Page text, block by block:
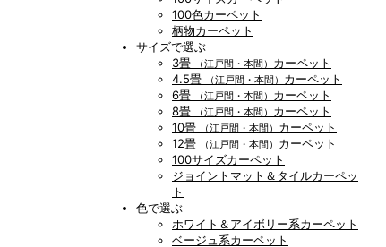
100色カーペット
柄物カーペット
サイズで選ぶ
3畳
（江戸間・本間） カーペット
4.5畳
（江戸間・本間） カーペット
6畳
（江戸間・本間） カーペット
8畳
（江戸間・本間） カーペット
10畳
（江戸間・本間） カーペット
12畳
（江戸間・本間） カーペット
100サイズカーペット
ジョイントマット＆タイルカーペッ
ト
色で選ぶ
ホワイト＆アイボリー系カーペット
ベージュ系カーペット